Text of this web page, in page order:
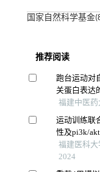
国家自然科学基金